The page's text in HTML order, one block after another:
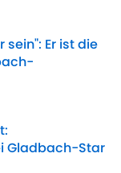
Er ist die
Gladbach-Star